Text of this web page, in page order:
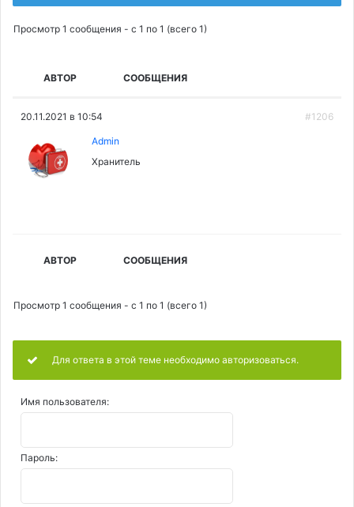
Просмотр 1 сообщения - с 1 по 1 (всего 1)
АВТОР СООБЩЕНИЯ
20.11.2021 в 10:54 #1206
Admin
Хранитель
АВТОР СООБЩЕНИЯ
Просмотр 1 сообщения - с 1 по 1 (всего 1)
Для ответа в этой теме необходимо авторизоваться.
Имя пользователя:
Пароль: